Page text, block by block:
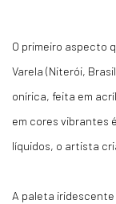
O primeiro aspecto
Varela (Niterói,
onírica, feita em
em cores vibrantes
líquidos, o artista
A paleta